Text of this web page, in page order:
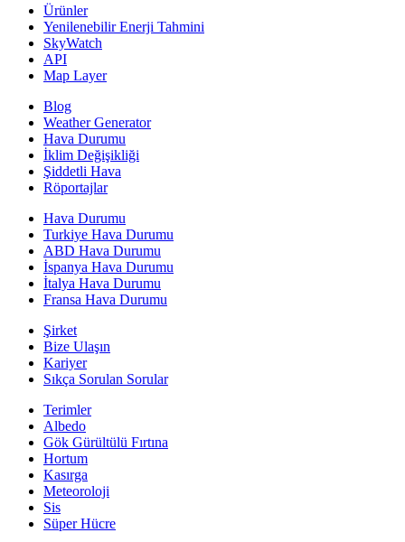
Ürünler
Yenilenebilir Enerji Tahmini
SkyWatch
API
Map Layer
Blog
Weather Generator
Hava Durumu
İklim Değişikliği
Şiddetli Hava
Röportajlar
Hava Durumu
Turkiye Hava Durumu
ABD Hava Durumu
İspanya Hava Durumu
İtalya Hava Durumu
Fransa Hava Durumu
Şirket
Bize Ulaşın
Kariyer
Sıkça Sorulan Sorular
Terimler
Albedo
Gök Gürültülü Fırtına
Hortum
Kasırga
Meteoroloji
Sis
Süper Hücre